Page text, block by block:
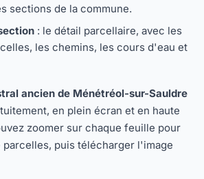
sections de la commune.
: le détail parcellaire, avec les
les chemins, les cours d'eau et
ancien de Ménétréol-sur-Sauldre
en plein écran et en haute
zoomer sur chaque feuille pour
parcelles, puis télécharger l'image